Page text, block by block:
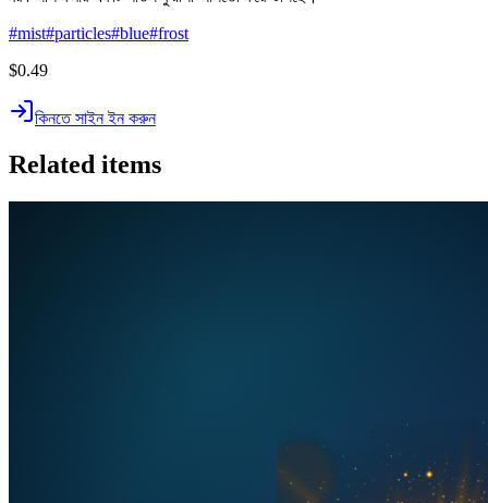
#mist#particles#blue#frost
$0.49
কিনতে সাইন ইন করুন
Related items